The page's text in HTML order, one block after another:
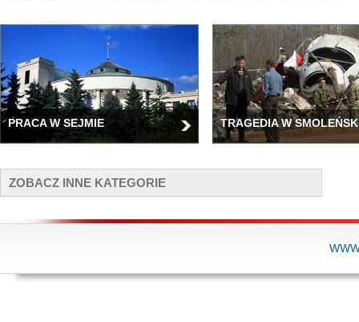
PRACA W SEJMIE TRAGEDIA W
ZOBACZ INNE KATEGORIE